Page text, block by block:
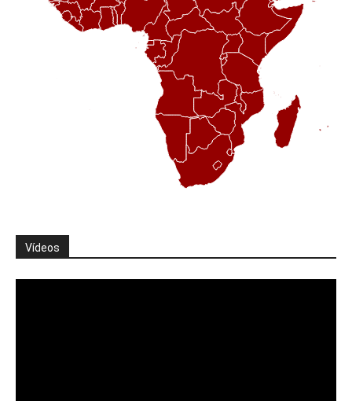
Vídeos